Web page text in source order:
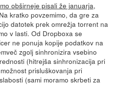
obširneje pisali že januarja,
kratko povzemimo, da gre za
datotek prek omrežja torrent na
v lasti. Od Dropboxa se
ne ponuja kopije podatkov na
zgolj sinhronizira vsebino
(hitrejša sinhronizacija pri
prisluškovanja pri
(sami moramo skrbeti za